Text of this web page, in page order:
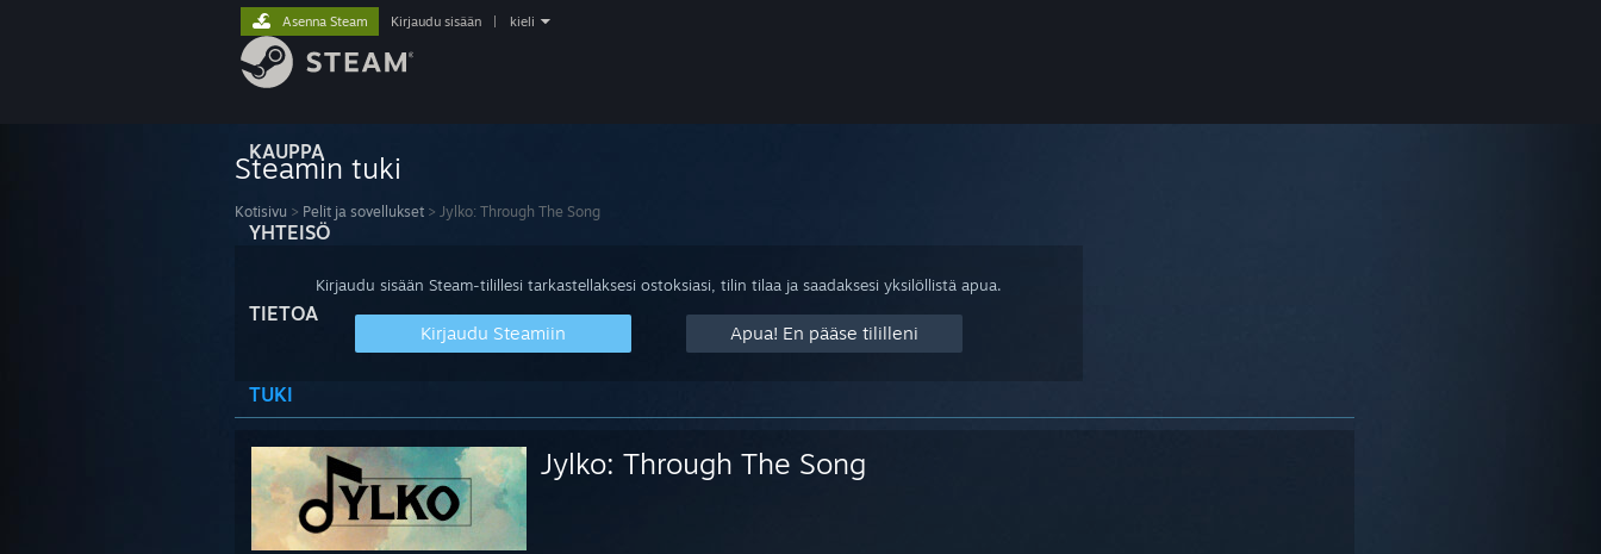
KAUPPA
YHTEISÖ
TIETOA
TUKI
Asenna Steam Kirjaudu sisään kieli
Steamin tuki
Kotisivu > Pelit ja sovellukset > Jylko: Through The Song
Kirjaudu sisään Steam-tilillesi tarkastellaksesi ostoksiasi, tilin tilaa ja saadaksesi yksilöllistä apua.
Kirjaudu Steamiin Apua! En pääse tililleni
Jylko: Through The Song